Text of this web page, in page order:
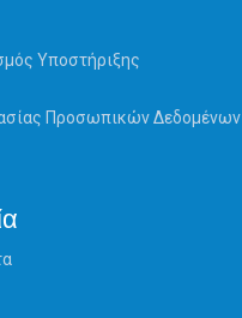
Υποστήριξης
Προσωπικών Δεδομένων